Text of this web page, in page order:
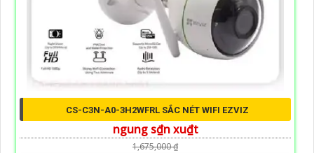
CS-C3N-A0-3H2WFRL SẮC NÉT WIFI EZVIZ
ngung s₫n xu₫t
1,675,000 ₫